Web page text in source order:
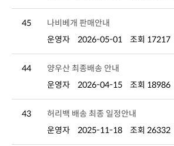
45
나비베개 판매안내
운영자
2026-05-01 조회 17217
44
양우산 최종배송 안내
운영자
2026-04-15 조회 18986
43
허리백 배송 최종 일정안내
운영자
2025-11-18 조회 26332